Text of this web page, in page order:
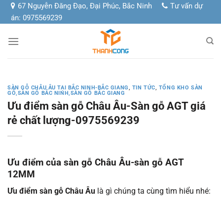
Chuyển
đến
dung
67 Nguyễn Đăng Đạo, Đại Phúc, Bắc Ninh
Tư vấn dự
án: 0975569239
SÀN GỖ CHÂU ÂU TẠI BẮC NINH-BẮC GIANG, TIN TỨC, TỔNG KHO SÀN
GỖ,SÀN GỖ BẮC NINH,SÀN GỖ BẮC GIANG
Ưu điểm sàn gỗ Châu Âu-Sàn gỗ AGT giá
rẻ chất lượng-0975569239
Ưu điểm của sàn gỗ Châu Âu-sàn gỗ AGT
12MM
Ưu điểm sàn gỗ Châu Âu là gì chúng ta cùng tìm hiểu nhé: